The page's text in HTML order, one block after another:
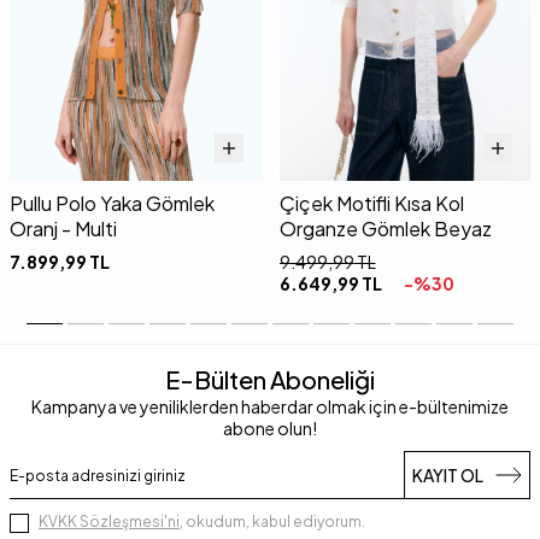
Pullu Polo Yaka Gömlek
Oranj - Multi
7.899,99 TL
Çiçek Motifli Kısa Kol
Organze Gömlek Beyaz
9.499,99TL
6.649,99 TL -%30
E-Bülten Aboneliği
Kampanya ve yeniliklerden haberdar olmak için e-bültenimize
abone olun!
KAYIT OL
KVKK Sözleşmesi'ni, okudum, kabul ediyorum.